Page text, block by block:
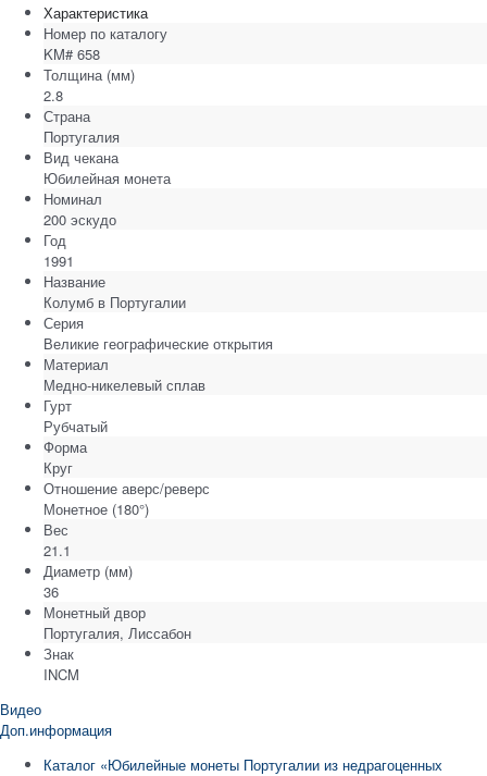
Характеристика
Номер по каталогу
KM# 658
Толщина (мм)
2.8
Страна
Португалия
Вид чекана
Юбилейная монета
Номинал
200 эскудо
Год
1991
Название
Колумб в Португалии
Серия
Великие географические открытия
Материал
Медно-никелевый сплав
Гурт
Рубчатый
Форма
Круг
Отношение аверс/реверс
Монетное (180°)
Вес
21.1
Диаметр (мм)
36
Монетный двор
Португалия, Лиссабон
Знак
INCM
Видео
Доп.информация
Каталог «Юбилейные монеты Португалии из недрагоценных